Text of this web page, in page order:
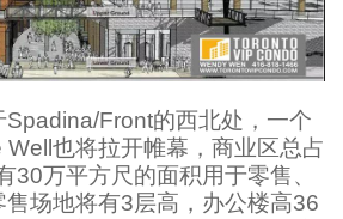
Front的西北处，一个
也将拉开帷幕，商业区总占
30万平方尺的面积用于零售、
场地将有3层高，办公楼高36